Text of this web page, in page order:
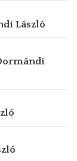
László